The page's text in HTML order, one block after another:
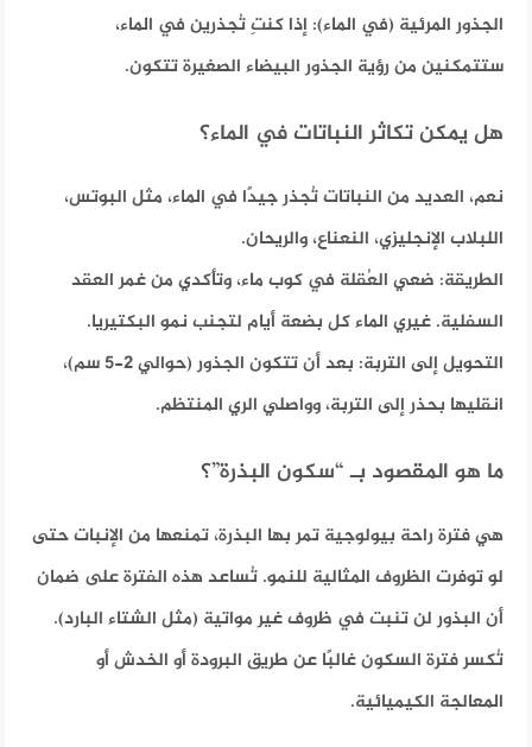
الجذور المرئية (في الماء): إذا كنتِ تُجذرين في الماء،
ستتمكنين من رؤية الجذور البيضاء الصغيرة تتكون.
هل يمكن تكاثر النباتات في الماء؟
نعم، العديد من النباتات تُجذر جيدًا في الماء، مثل البوتس،
اللبلاب الإنجليزي، النعناع، والريحان.
الطريقة: ضعي العُقلة في كوب ماء، وتأكدي من غمر العقد
السفلية. غيري الماء كل بضعة أيام لتجنب نمو البكتيريا.
التحويل إلى التربة:
بعد أن تتكون الجذور (حوالي 2-5 سم)،
انقليها بحذر إلى التربة، وواصلي الري المنتظم.
ما هو المقصود بـ “سكون البذرة”؟
هي فترة راحة بيولوجية تمر بها البذرة، تمنعها من الإنبات حتى
لو توفرت الظروف المثالية للنمو. تُساعد هذه الفترة على ضمان
أن البذور لن تنبت في ظروف غير مواتية (مثل الشتاء البارد).
تُكسر فترة السكون غالبًا عن طريق البرودة أو الخدش أو
المعالجة الكيميائية.